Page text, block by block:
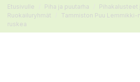
Etusivulle Piha ja puutarha
Ruokailuryhmät
Tammiston Puu Lemmikki-
ruskea